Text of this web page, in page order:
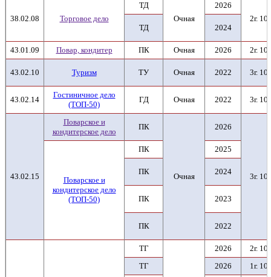
38.02.08 Торговое дело
ТД
Очная
2026
2г.
ТД
2024
43.01.09 Повар, кондитер ПК Очная 2026 2г.
43.02.10 Туризм ТУ Очная 2022 3г.
43.02.14
Гостиничное дело
(ТОП-50)
ГД Очная 2022 3г.
43.02.15
Поварское и
кондитерское дело
ПК
Очная
2026
3г.
Поварское и
кондитерское дело
(ТОП-50)
ПК 2025
ПК 2024
ПК 2023
ПК 2022
ТГ 2026
2г.
ТГ
2026
1г.